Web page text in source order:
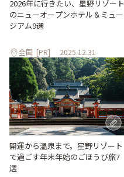
2026年に行きたい、星野リゾート
のニューオープンホテル＆ミュー
ジアム9選
全国 [PR] 2025.12.31
開運から温泉まで。星野リゾート
で過ごす年末年始のごほうび旅7
選